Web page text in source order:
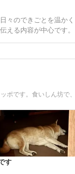
々のできごとを温かく
える内容が中心です。
す